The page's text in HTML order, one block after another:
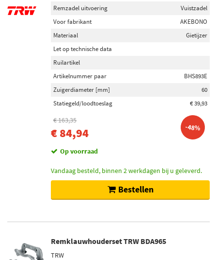
Niet op voorraad (2784)
Op voorraad (1689)
Remzadel uitvoering
Vuistzadel
Voor fabrikant
AKEBONO
Materiaal
Gietijzer
Let op technische data
Ruilartikel
Artikelnummer paar
BHS893E
Zuigerdiameter [mm]
60
Statiegeld/loodtoeslag
€ 39,93
€ 163,35
€ 84,94 -48%
Op voorraad
Vandaag besteld, binnen 2 werkdagen bij u geleverd.
Bestellen
Remklauwhouderset TRW BDA965
TRW